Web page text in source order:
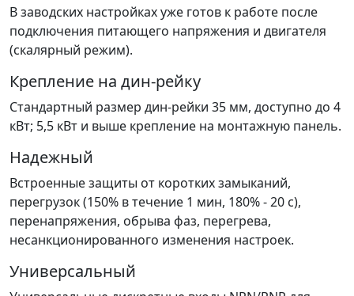
В заводских настройках уже готов к работе после
подключения питающего напряжения и двигателя
(скалярный режим).
Крепление на дин-рейку
Стандартный размер дин-рейки 35 мм, доступно до 4
кВт; 5,5 кВт и выше крепление на монтажную панель.
Надежный
Встроенные защиты от коротких замыканий,
перегрузок (150% в течение 1 мин, 180% - 20 с),
перенапряжения, обрыва фаз, перегрева,
несанкционированного изменения настроек.
Универсальный